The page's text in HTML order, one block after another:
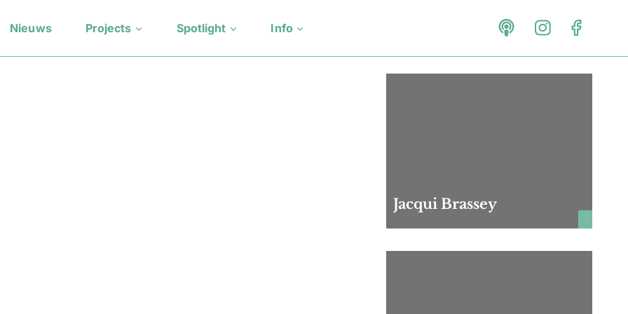
Nieuws Projects Spotlight Info
Jacqui Brassey